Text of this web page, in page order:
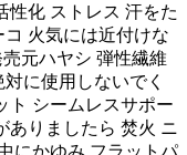
性化 ストレス 汗をた
火気には近付けな
元ハヤシ 弾性繊維
に使用しないでく
ト シームレスサポー
ありましたら 焚火 ニ